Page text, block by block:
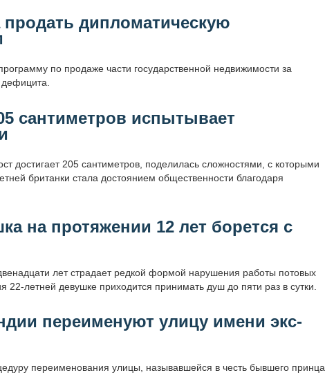
дипломатическую
по продаже части государственной недвижимости за
дефицита.
сантиметров испытывает
достигает 205 сантиметров, поделилась сложностями, с которыми
британки стала достоянием общественности благодаря
на протяжении 12 лет борется с
лет страдает редкой формой нарушения работы потовых
летней девушке приходится принимать душ до пяти раз в сутки.
переименуют улицу имени экс-
переименования улицы, называвшейся в честь бывшего принца